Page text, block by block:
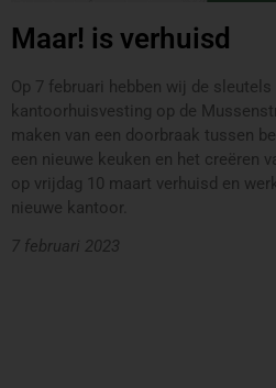
Maar! is verhuisd
Op 7 februari hebben wij de
kantoorhuisvesting op de
maken van een doorbraak tussen
een nieuwe keuken en het creëren
op vrijdag 10 maart verhuisd en
nieuwe kantoor.
7 februari 2023